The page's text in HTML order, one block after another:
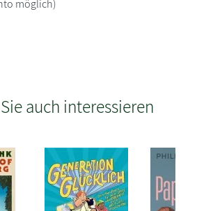
möglich)
auch interessieren